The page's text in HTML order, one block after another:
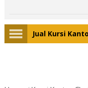
Jual Kursi